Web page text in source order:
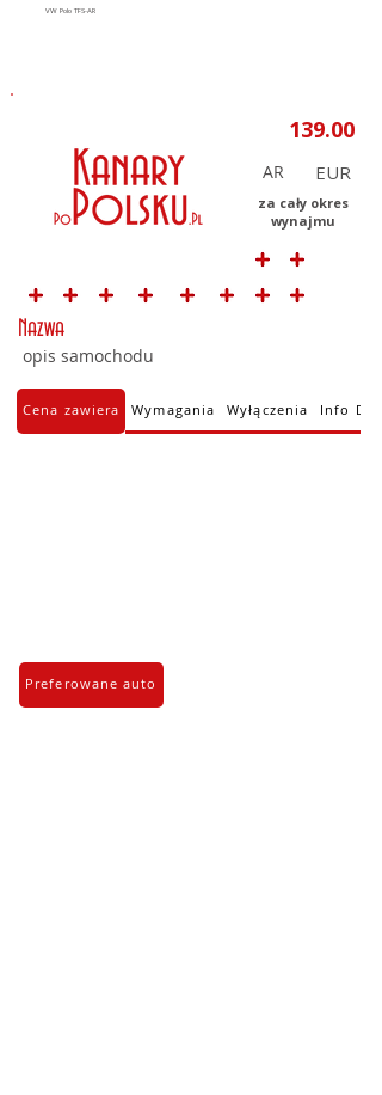
AR
za cały okres
wynajmu
Nazwa
opis samochodu
Cena zawiera Wymagania Wyłączenia Info
Preferowane auto